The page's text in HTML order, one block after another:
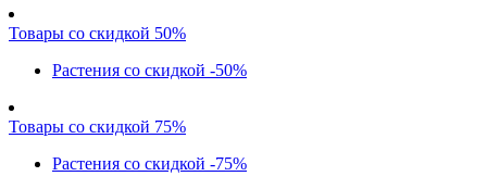
Товары со скидкой 50%
Растения со скидкой -50%
Товары со скидкой 75%
Растения со скидкой -75%